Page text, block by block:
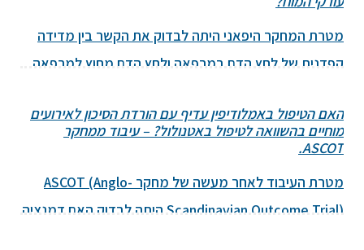
מטרת המחקר היפאני היתה לבדוק את הקשר בין מדידה
קפדנית של לחץ הדם במרפאה ולחץ הדם מחוץ למרפאה
בלחץ הדם מיום ליום לבין היצרות זאת... להמשך קריאה←
האם הטיפול באמלודיפין עדיף עם הורדת הסיכון לאירועים
מוחיים בהשוואה לטיפול באטנולול? – עיבוד ממחקר
ASCOT.
מטרת העיבוד לאחר מעשה של מחקר ASCOT (Anglo-
Scandinavian Outcome Trial) היתה לבדוק האם דמנציה